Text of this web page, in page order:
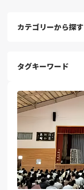
カテゴリーから探す
タグキーワード